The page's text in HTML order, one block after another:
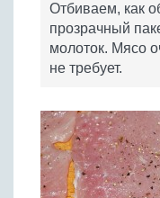
Отбиваем, как
прозрачный
молоток. Мясо
не требует.